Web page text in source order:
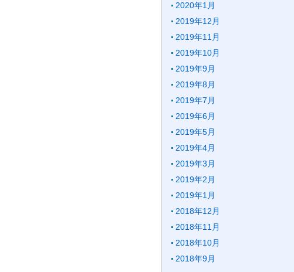
2020年1月
2019年12月
2019年11月
2019年10月
2019年9月
2019年8月
2019年7月
2019年6月
2019年5月
2019年4月
2019年3月
2019年2月
2019年1月
2018年12月
2018年11月
2018年10月
2018年9月